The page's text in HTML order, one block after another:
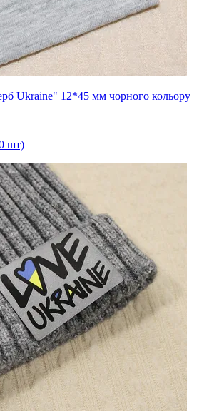
Ukraine" 12*45 мм чорного кольору
шт)